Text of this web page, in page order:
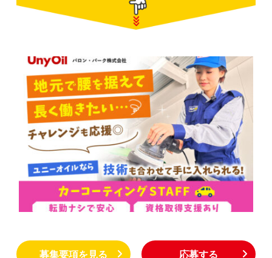
募集要項を見る 応募する